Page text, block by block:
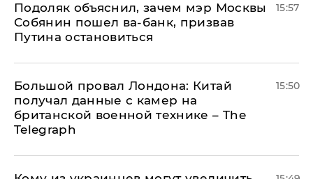
Подоляк объяснил, зачем мэр Москвы
Собянин пошел ва-банк, призвав
Путина остановиться
15:57
Большой провал Лондона: Китай
получал данные с камер на
британской военной технике – The
Telegraph
15:50